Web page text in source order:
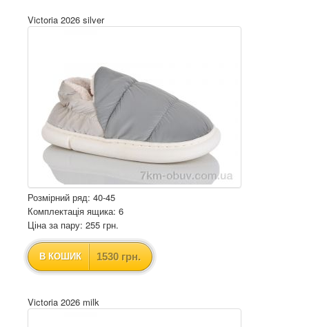
Victoria 2026 silver
Розмірний ряд: 40-45
Комплектація ящика: 6
Ціна за пару: 255 грн.
В КОШИК 1530 грн.
Victoria 2026 milk